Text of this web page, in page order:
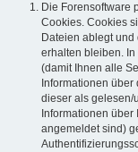
Die Forensoftware
Cookies. Cookies
Dateien ablegt
erhalten bleiben.
(damit Ihnen alle
Informationen
dieser als gelesen/
Informationen
angemeldet sind)